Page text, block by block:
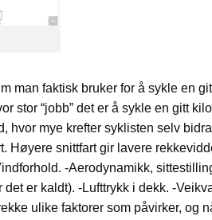
man faktisk bruker for å sykle en
stor “jobb” det er å sykle en gitt
hvor mye krefter syklisten selv
Høyere snittfart gir lavere
-Aerodynamikk,
det er kaldt). -Lufttrykk i dekk. -
ulike faktorer som påvirker, og